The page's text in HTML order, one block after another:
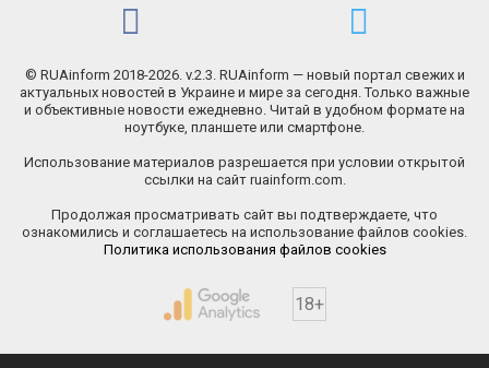
© RUAinform 2018-2026. v.2.3. RUAinform — новый портал свежих и
актуальных новостей в Украине и мире за сегодня. Только важные
и объективные новости ежедневно. Читай в удобном формате на
ноутбуке, планшете или смартфоне.
Использование материалов разрешается при условии открытой
ссылки на сайт ruainform.com.
Продолжая просматривать сайт вы подтверждаете, что
ознакомились и соглашаетесь на использование файлов cookies.
Политика использования файлов cookies
18+